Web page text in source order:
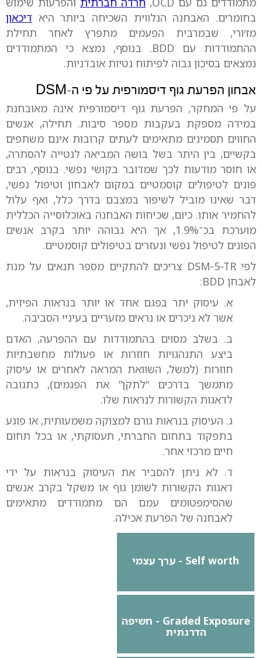
בחומרים. האבחנה הנלווית השכיחה ביותר היא דיכאון
מז׳ורי, שבמרבית הפעמים מתפרץ לאחר תחילת
ההתמודדות עם BDD. בנוסף, נמצא כי המתמודדים
נמצאים בסיכון גבוה לפיתוח נטיות אובדניות.
אבחון הפרעת גוף דיסמורפית על פי ה-DSM
על פי המחקר, הפרעת גוף דיסמורפית אינה מאובחנת
במידה מספקת בעקבות מספר סיבות. תחילה, אנשים
החווים תסמינים מתאימים לעתים קרובות אינם משתפים
בקשיים, בין היתר בשל בושה המביאה לנטייה להסתרה,
או חוסר מודעות לכך שמדובר בקושי נפשי. בנוסף, רבים
פונים לטיפולים קוסמטיים במקום לאבחון וטיפול נפשי,
דבר שאינו מוביל לשיפור במצבם בדרך כלל, ואף עלול
להחמיר אותו. כיום, שכיחות האבחנה באוכלוסייה הכללית
מוערכת בכ־1.9%, אך היא גבוהה יותר בקרב אנשים
הפונים לטיפול נפשי ונעזרים בטיפולים קוסמטיים.
לפי DSM-5-TR צריכים להתקיים מספר תנאים על מנת
לאבחן BDD:
א. עיסוק יתר בפגם אחד או יותר בנראות הפיזית,
אשר לא ניכרים או נראים מזעריים בעיניי הסביבה.
ב. בשלב מסוים בהתמודדות עם ההפרעה, האדם
ביצע התנהגויות חוזרות או פעולות מחשבתיות
חוזרות (למשל, השוואת המראה לאחרים או עיסוק
מתמשך בדרכים “לתקן” את הפגמים), כתגובה
לדאגות הקשורות לנראות שלו.
ג. העיסוק בנראות גורם למצוקה משמעותית, או פוגע
בתפקוד בתחום החברתי, תעסוקתי, או בכל תחום
חיים מרכזי אחר.
ד. לא ניתן להסביר את העיסוק בנראות על ידי
דאגות הקשורות לשומן גוף או משקל בקרב אנשים
שהסימפטומים עמם הם מתמודדים מתאימים
לאבחנה של הפרעת אכילה.
Self worth - ערך עצמי
Graded Exposure - חשיפה
הדרגתית